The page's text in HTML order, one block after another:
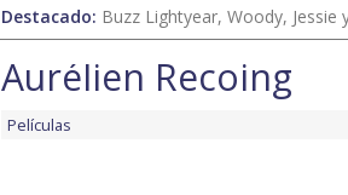
Destacado: Buzz Lightyear, Woody,
Aurélien Recoing
Películas